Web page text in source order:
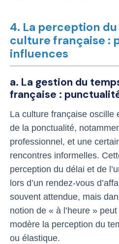
4. La perception
culture française :
influences
a. La gestion du
française :
La culture française oscille
de la ponctualité,
professionnel, et une
rencontres informelles.
perception du délai et de
lors d’un rendez-vous
souvent attendue, mais
notion de « à l’heure »
modère la perception du
ou élastique.